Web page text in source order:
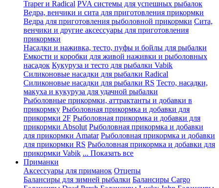
Traper и Radical PVA системы для успешных рыбалок
Ведра, венчики и сита для приготовления прикормки
Ведра для приготовления рыболовной прикормки Сита,
венчики и другие аксессуары для приготовления
прикормки
Насадки и наживка, тесто, пуфы и бойлы для рыбалки
Емкости и коробки для живой наживки и рыболовных
насадок Кукуруза и тесто для рыбалки Vabik
Силиконовые насадки для рыбалки Radical
Силиконовые насадки для рыбалки RS Тесто, насадки,
макуха и кукуруза для удачной рыбалки
Рыболовные прикормки, аттрактанты и добавки в
прикормку Рыболовная прикормка и добавки для
прикормки 2F Рыболовная прикормка и добавки для
прикормки Absolut Рыболовная прикормка и добавки
для прикормки Amatar Рыболовная прикормка и добавки
для прикормки RS Рыболовная прикормка и добавки для
прикормки Vabik ... Показать все
Приманки
Аксессуары для приманок Отцепы
Балансиры для зимней рыбалки Балансиры Cargo